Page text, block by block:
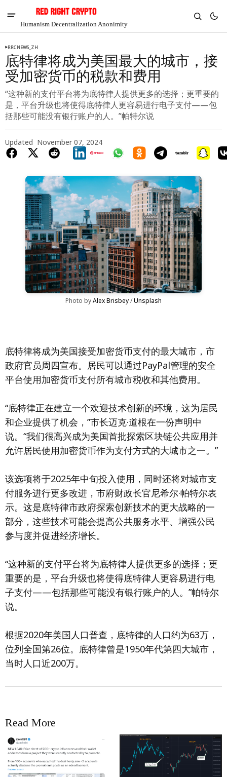
Humanism Decentralization Anonimity
Chia
$1.41
-7.09%
RRCNEWS_ZH
底特律将成为美国最大的城市，接
受加密货币的税款和费用
“这种新的支付平台将为底特律人提供更多的选择；更重要的
是，平台升级也将使得底特律人更容易进行电子支付——包
括那些可能没有银行账户的人。”帕特尔说
Updated November 07, 2024
Photo by Alex Brisbey / Unsplash
底特律将成为美国接受加密货币支付的最大城市，市
政府官员周四宣布。居民可以通过PayPal管理的安全
平台使用加密货币支付所有城市税收和其他费用。
“底特律正在建立一个欢迎技术创新的环境，这为居民
和企业提供了机会，”市长迈克·道根在一份声明中
说。“我们很高兴成为美国首批探索区块链公共应用并
允许居民使用加密货币作为支付方式的大城市之一。”
该选项将于2025年中旬投入使用，同时还将对城市支
付服务进行更多改进，市府财政长官尼希尔·帕特尔表
示。这是底特律市政府探索创新技术的更大战略的一
部分，这些技术可能会提高公共服务水平、增强公民
参与度并促进经济增长。
“这种新的支付平台将为底特律人提供更多的选择；更
重要的是，平台升级也将使得底特律人更容易进行电
子支付——包括那些可能没有银行账户的人。”帕特尔
说。
根据2020年美国人口普查，底特律的人口约为63万，
位列全国第26位。底特律曾是1950年代第四大城市，
当时人口近200万。
Read More